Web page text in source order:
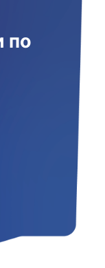
по